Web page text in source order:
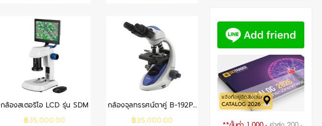
กล้องสเตอริโอ LCD รุ่น SDM
฿35,000.00
กล้องจุลทรรศน์ตาคู่ B-192PL
(OPTIKA)
฿35,000.00